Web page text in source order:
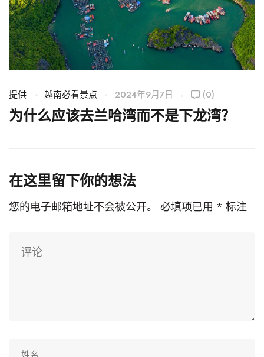
提供 越南必看景点 2024年9月7日 (0)
为什么应该去兰哈湾而不是下龙湾？
在这里留下你的想法
您的电子邮箱地址不会被公开。 必填项已用 * 标注